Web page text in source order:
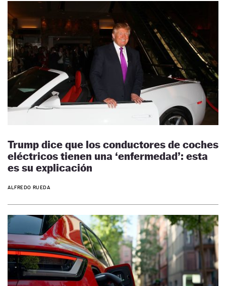
Trump dice que los conductores de coches
eléctricos tienen una ‘enfermedad’: esta
es su explicación
ALFREDO RUEDA